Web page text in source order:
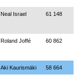
Neal Israel 61 148
Roland Joffé 60 862
Aki Kaurismäki 58 664